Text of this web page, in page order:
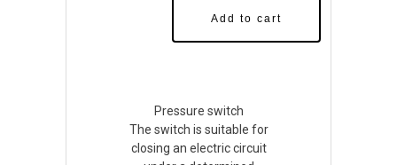
Add to cart
Pressure switch
The switch is suitable for
closing an electric circuit